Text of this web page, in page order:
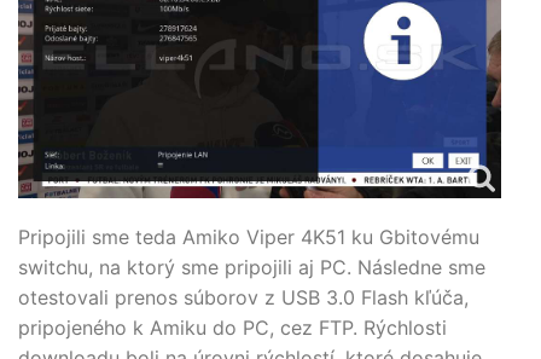
Pripojili sme teda Amiko Viper 4K51 ku Gbitovému
switchu, na ktorý sme pripojili aj PC. Následne sme
otestovali prenos súborov z USB 3.0 Flash kľúča,
pripojeného k Amiku do PC, cez FTP. Rýchlosti